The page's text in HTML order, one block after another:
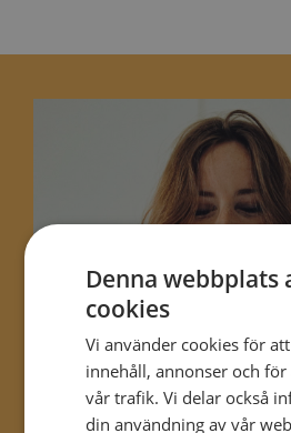
Denna webbplats
cookies
Vi använder cookies för
innehåll, annonser och
vår trafik. Vi delar också
din användning av vår